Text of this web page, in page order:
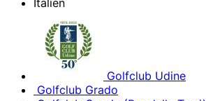
Italien
Golfclub Udine
Golfclub Grado